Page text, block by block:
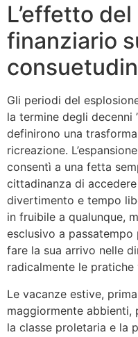
L’effetto
finanziario
Gli periodi del
la termine degli decenni
definirono una
ricreazione.
consentì a una fetta
cittadinanza di
divertimento e tempo
in fruibile a qualunque,
esclusivo a
fare la sua arrivo nelle
radicalmente le
Le vacanze estive,
maggiormente abbienti,
la classe proletaria e la